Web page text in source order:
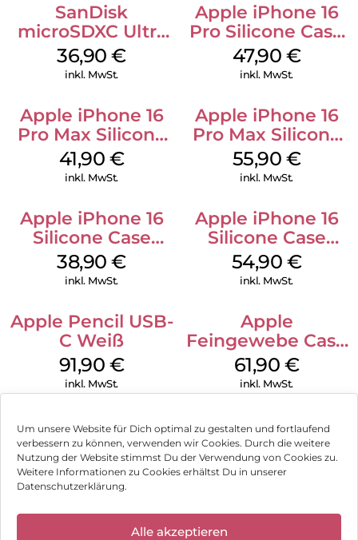
Um unsere Website für Dich optimal zu gestalten und fortlaufend
verbessern zu können, verwenden wir Cookies. Durch die weitere
Nutzung der Website stimmst Du der Verwendung von Cookies zu.
Weitere Informationen zu Cookies erhältst Du in unserer
Datenschutzerklärung.
Alle akzeptieren
SanDisk
microSDXC Ultra
128 GB + Adapter
Mobile
36,90€
inkl. MwSt.
Apple iPhone 16
Pro Silicone Case
MagSafe Denim
47,90 €
inkl. MwSt.
Apple iPhone 16
Pro Max Silicone
Case MagSafe
Ultramarine
41,90 €
inkl. MwSt.
Apple iPhone 16
Pro Max Silicone
Case MagSafe
Stone Gray
55,90 €
inkl. MwSt.
Apple iPhone 16
Silicone Case
MagSafe
Ultramarine
38,90€
inkl. MwSt.
Apple iPhone 16
Silicone Case
MagSafe Lake
Green
54,90 €
inkl. MwSt.
Apple Pencil USB-
C Weiß
91,90 €
inkl. MwSt.
Apple
Feingewebe Case
iPhone 15 Pro
MagSafe Schwarz
61,90 €
inkl. MwSt.
Impressum